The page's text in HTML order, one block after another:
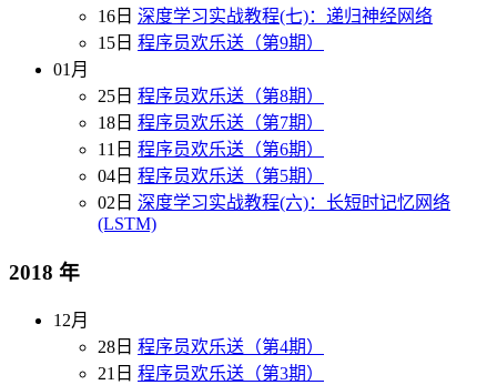
16日 深度学习实战教程(七)：递归神经网络
15日 程序员欢乐送（第9期）
01月
25日 程序员欢乐送（第8期）
18日 程序员欢乐送（第7期）
11日 程序员欢乐送（第6期）
04日 程序员欢乐送（第5期）
02日 深度学习实战教程(六)：长短时记忆网络
(LSTM)
2018 年
12月
28日 程序员欢乐送（第4期）
21日 程序员欢乐送（第3期）